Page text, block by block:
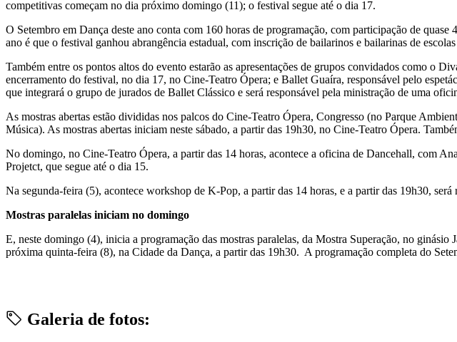
competitivas começam no dia próximo domingo (11); o festival segue até o dia 17.
O Setembro em Dança deste ano conta com 160 horas de programação, com participação de
ano é que o festival ganhou abrangência estadual, com inscrição de bailarinos e bailarinas de
Também entre os pontos altos do evento estarão as apresentações de grupos convidados como o
encerramento do festival, no dia 17, no Cine-Teatro Ópera; e Ballet Guaíra, responsável pelo
que integrará o grupo de jurados de Ballet Clássico e será responsável pela ministração de uma
As mostras abertas estão divididas nos palcos do Cine-Teatro Ópera, Congresso (no Parque
Música). As mostras abertas iniciam neste sábado, a partir das 19h30, no Cine-Teatro Ópera.
No domingo, no Cine-Teatro Ópera, a partir das 14 horas, acontece a oficina de Dancehall, com
Projetct, que segue até o dia 15.
Na segunda-feira (5), acontece workshop de K-Pop, a partir das 14 horas, e a partir das 19h30,
Mostras paralelas iniciam no domingo
E, neste domingo (4), inicia a programação das mostras paralelas, da Mostra Superação, no
próxima quinta-feira (8), na Cidade da Dança, a partir das 19h30. A programação completa do
Galeria de fotos: